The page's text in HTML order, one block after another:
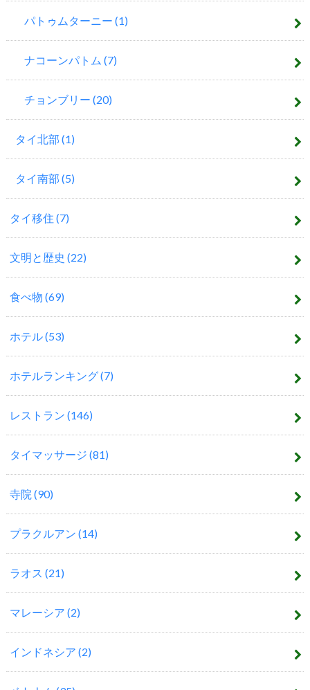
パトゥムターニー (1)
ナコーンパトム (7)
チョンブリー (20)
タイ北部 (1)
タイ南部 (5)
タイ移住 (7)
文明と歴史 (22)
食べ物 (69)
ホテル(53)
ホテルランキング(7)
レストラン (146)
タイマッサージ (81)
寺院 (90)
プラクルアン (14)
ラオス (21)
マレーシア (2)
インドネシア (2)